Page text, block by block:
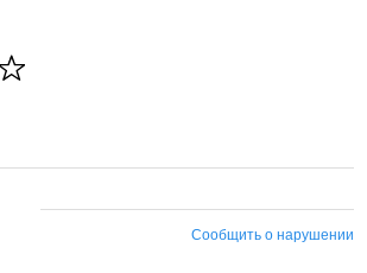
Сообщить о нарушении